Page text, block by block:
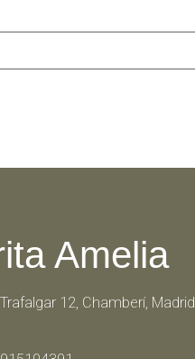
Amelia
Trafalgar 12, Chamberí, Madrid